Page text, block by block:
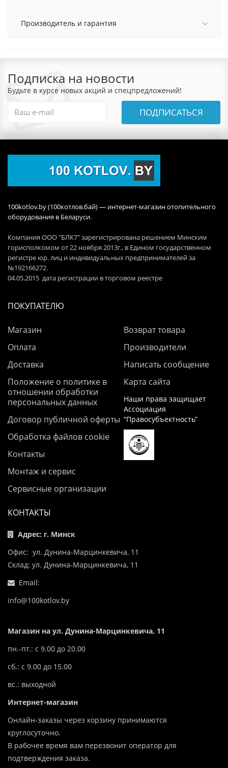
Производитель и гарантия
Подписка на новости
Будьте в курсе новых акций и спецпредложений!
ПОДПИСАТЬСЯ
100kotlov.by (100котлов.бай) — интернет-магазин отопительного
оборудования в Беларуси.
Компания ООО "БЛК7" зарегистрирована решением Минским
горисполкомом от 22 ноября 2013г., в Едином государственном
регистре юр. лиц и индивидуальных предпринимателей за
№192166272.
04.05.2015 дата регистрации в торговом реестре
ПОКУПАТЕЛЮ
Магазин
Оплата
Доставка
Положение о политике в
отношении обработки
персональных данных
Договор публичной оферты
Обработка файлов cookie
Контакты
Монтаж и сервис
Сервисные организации
Возврат товара
Производители
Написать сообщение
Карта сайта
Наши права защищает
Ассоциация
“Правосубъектность”
КОНТАКТЫ
Адрес: г. Минск
Офис: ул. Дунина-Марцинкевича, 11
Склад: ул. Дунина-Марцинкевича, 11
Email:
info@100kotlov.by
Магазин на ул. Дунина-Марцинкевича, 11
пн.-пт.: с 9.00 до 20.00
сб.: с 9.00 до 15.00
вс.: выходной
Интернет-магазин
Онлайн-заказы через корзину принимаются
круглосуточно.
В рабочее время вам перезвонит оператор для
подтверждения заказа.